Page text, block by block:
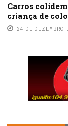
Carros
criança de
24 DE DEZEMBRO